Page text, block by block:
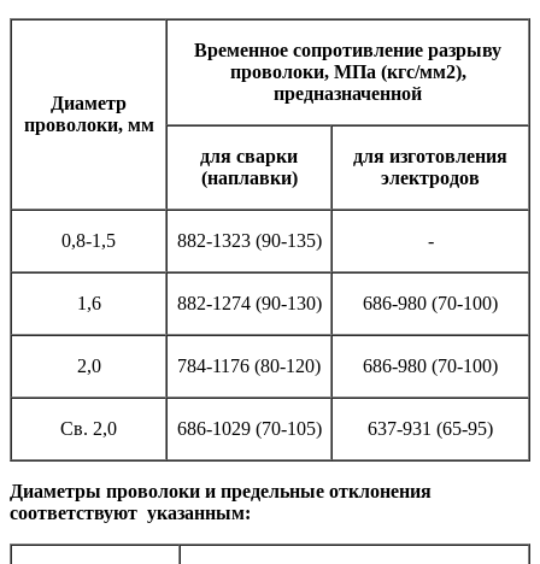
Диаметр
проволоки, мм
Временное сопротивление разрыву
проволоки, МПа (кгс/мм2),
предназначенной
для сварки
(наплавки)
для изготовления
электродов
0,8-1,5 882-1323 (90-135) -
1,6 882-1274 (90-130) 686-980 (70-100)
2,0 784-1176 (80-120) 686-980 (70-100)
Св. 2,0 686-1029 (70-105) 637-931 (65-95)
Диаметры проволоки и предельные отклонения
соответствуют указанным: